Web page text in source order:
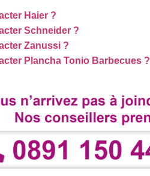
Haier ?
Schneider ?
Zanussi ?
Plancha Tonio Barbecues ?